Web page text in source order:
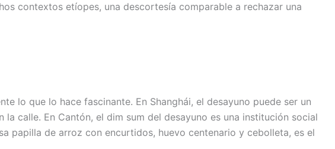
contextos etíopes, una descortesía comparable a rechazar una
lo que lo hace fascinante. En Shanghái, el desayuno puede ser un
calle. En Cantón, el dim sum del desayuno es una institución social
papilla de arroz con encurtidos, huevo centenario y cebolleta, es el